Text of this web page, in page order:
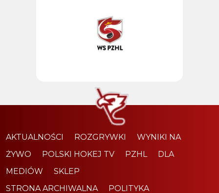
AKTUALNOŚCI ROZGRYWKI
WYNIKI NA
ŻYWO
POLSKI HOKEJ TV PZHL
DLA
MEDIÓW
SKLEP
STRONA ARCHIWALNA
POLITYKA